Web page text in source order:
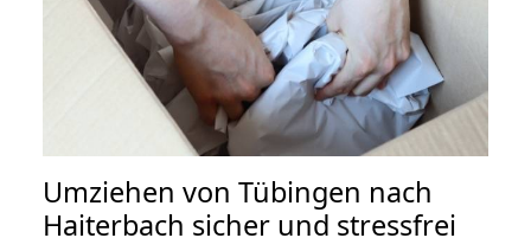
Umziehen von Tübingen nach
Haiterbach sicher und stressfrei